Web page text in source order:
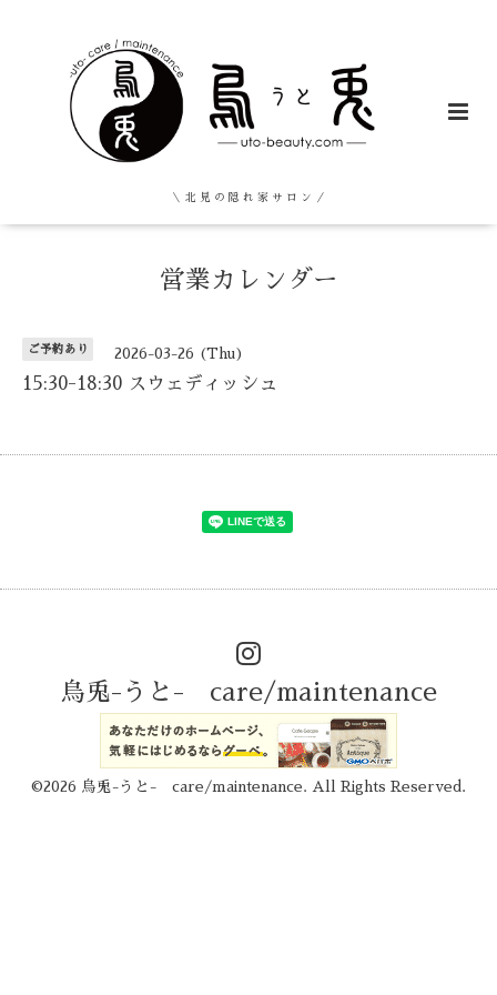
＼ 北 見 の 隠 れ 家 サ ロ ン ／
営業カレンダー
ご予約あり 2026-03-26 (Thu)
15:30-18:30 スウェディッシュ
烏兎-うと- care/maintenance
©2026 烏兎-うと- care/maintenance . All Rights Reserved.